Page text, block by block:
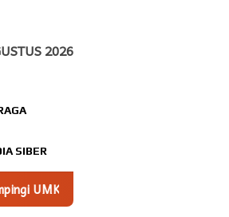
2026
SIBER
Odentitas Produk Melalui